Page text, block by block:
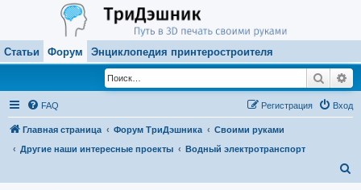
Статьи Форум Энциклопедия принтеростроителя
Поиск
FAQ Вход
Регистрация
Главная страница Форум ТриДэшника
Своими руками
Другие наши интересные проекты
Водный электротранспорт